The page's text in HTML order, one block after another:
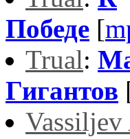
Победе [
Trual:
Гигантов